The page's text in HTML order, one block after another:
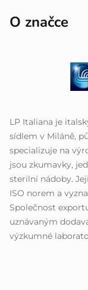
O značce
LP Italiana je
sídlem v Miláně,
specializuje na
jsou zkumavky,
sterilní nádoby.
ISO norem a
Společnost
uznávaným
výzkumné